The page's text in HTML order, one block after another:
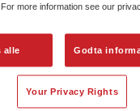
og pearls.
(One Visit
more information see our
alle Godta
Your Privacy Rights